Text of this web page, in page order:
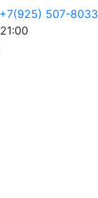
+7(925) 507-8033